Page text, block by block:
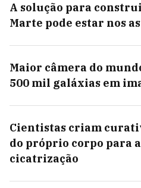
A solução para
Marte pode estar nos
Maior câmera do
500 mil galáxias em
Cientistas criam
do próprio corpo para
cicatrização